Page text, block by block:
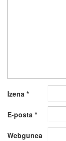
Izena *
E-posta *
Webgunea